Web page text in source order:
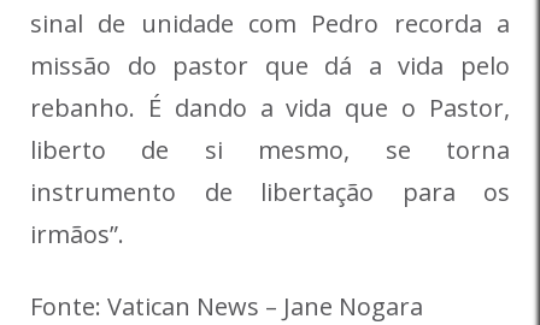
sinal de unidade com Pedro recorda a
missão do pastor que dá a vida pelo
rebanho. É dando a vida que o Pastor,
liberto de si mesmo, se torna
instrumento de libertação para os
irmãos”.
Fonte: Vatican News – Jane Nogara